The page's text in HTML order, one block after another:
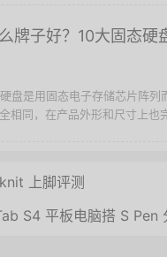
牌子好？10大固态硬
盘是用固态电子存储芯片阵
相同，在产品外形和尺寸上
上脚评测
S4 平板电脑搭 S Pen